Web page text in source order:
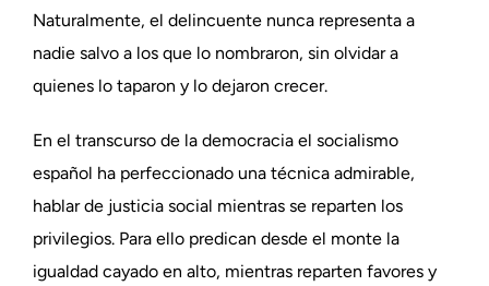
Naturalmente, el delincuente nunca representa a
nadie salvo a los que lo nombraron, sin olvidar a
quienes lo taparon y lo dejaron crecer.
En el transcurso de la democracia el socialismo
español ha perfeccionado una técnica admirable,
hablar de justicia social mientras se reparten los
privilegios. Para ello predican desde el monte la
igualdad cayado en alto, mientras reparten favores y